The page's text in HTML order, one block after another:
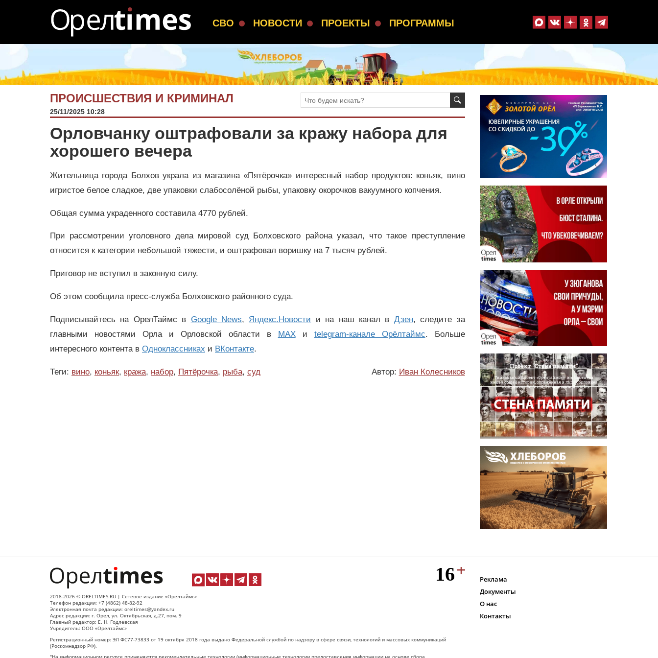
СВО НОВОСТИ ПРОЕКТЫ ПРОГРАММЫ
ПРОИСШЕСТВИЯ И КРИМИНАЛ
25/11/2025 10:28
Орловчанку оштрафовали за кражу набора для
хорошего вечера
Жительница города Болхов украла из магазина «Пятёрочка» интересный набор продуктов: коньяк, вино
игристое белое сладкое, две упаковки слабосолёной рыбы, упаковку окорочков вакуумного копчения.
Общая сумма украденного составила 4770 рублей.
При рассмотрении уголовного дела мировой суд Болховского района указал, что такое преступление
относится к категории небольшой тяжести, и оштрафовал воришку на 7 тысяч рублей.
Приговор не вступил в законную силу.
Об этом сообщила пресс-служба Болховского районного суда.
Подписывайтесь на ОрелТаймс в Google News, Яндекс.Новости и на наш канал в Дзен, следите за
главными новостями Орла и Орловской области в MAXи telegram-канале Орёлтаймс. Больше
интересного контента в Одноклассниках и ВКонтакте.
Теги: вино, коньяк, кража, набор, Пятёрочка, рыба, суд Автор: Иван Колесников
2018-2026 © ORELTIMES.RU | Сетевое издание «Орелтаймс»
Телефон редакции: +7 (4862) 48-82-92
Электронная почта редакции: oreltimes@yandex.ru
Адрес редакции: г. Орел, ул. Октябрьская, д.27, пом. 9
Главный редактор: Е. Н. Годлевская
Учредитель: ООО «Орелтаймс»
Регистрационный номер: ЭЛ ФС77-73833 от 19 октября 2018 года выдано Федеральной службой по надзору в сфере связи, технологий и массовых коммуникаций
(Роскомнадзор РФ).
Реклама
Документы
О нас
Контакты